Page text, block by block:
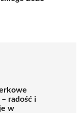
– radość i
w